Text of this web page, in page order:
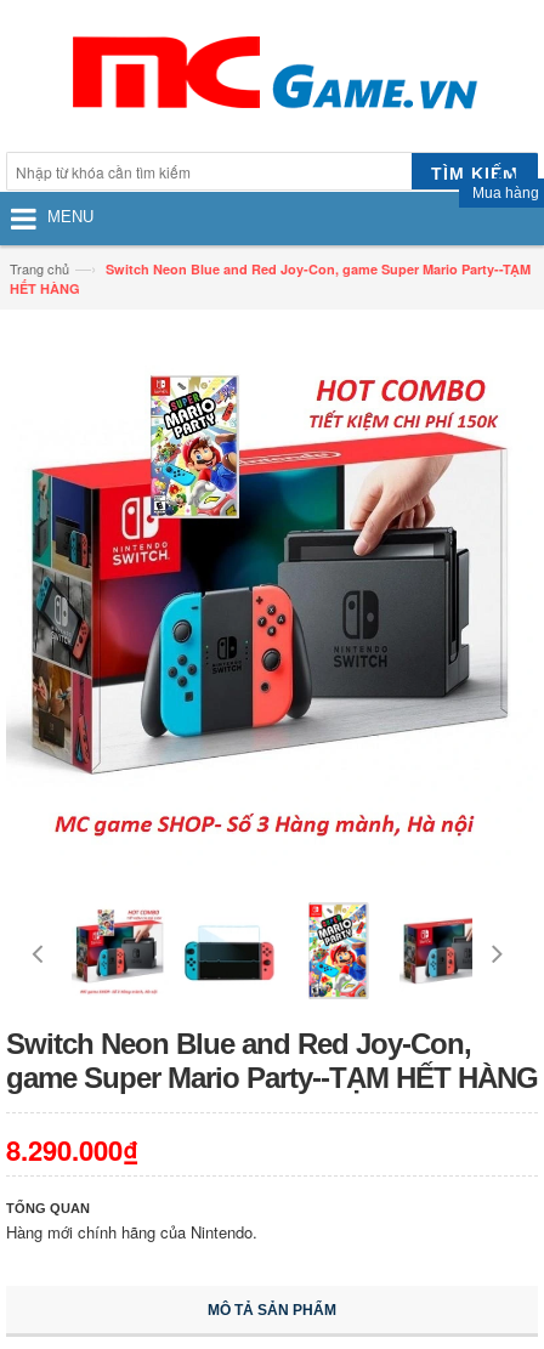
TÌM KIẾM
Mua hàng
MENU
Trang chủ —› Switch Neon Blue and Red Joy‑Con, game Super Mario Party--TẠM
HẾT HÀNG
Switch Neon Blue and Red Joy‑Con,
game Super Mario Party--TẠM HẾT HÀNG
8.290.000₫
TỔNG QUAN
Hàng mới chính hãng của Nintendo.
MÔ TẢ SẢN PHẨM